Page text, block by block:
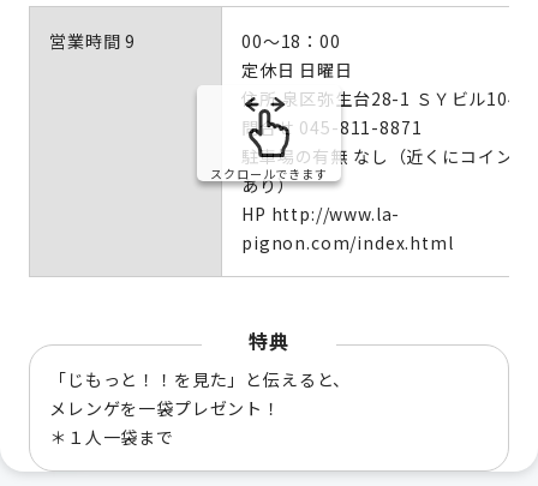
営業時間 9
00～18：00
定休日 日曜日
住所 泉区弥生台28-1 ＳＹビル104
問合せ 045-811-8871
駐車場の有無 なし（近くにコインパ
あり）
HP http://www.la-
pignon.com/index.html
スクロールできます
特典
「じもっと！！を見た」と伝えると、
メレンゲを一袋プレゼント！
＊１人一袋まで